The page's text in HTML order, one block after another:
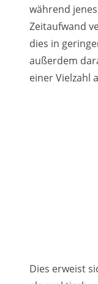
während
Zeitaufwand
dies in
außerdem
einer Vielzahl
Dies erweist